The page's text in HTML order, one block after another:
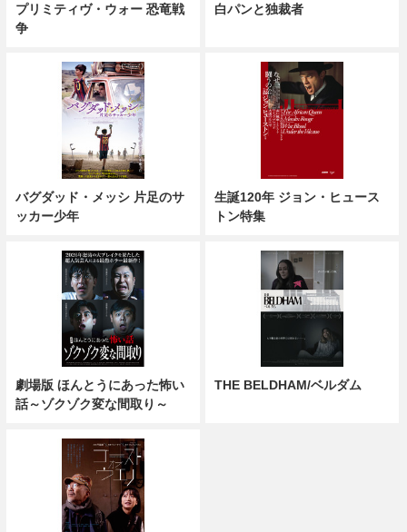
プリミティヴ・ウォー 恐竜戦
争
白パンと独裁者
バグダッド・メッシ 片足のサ
ッカー少年
生誕120年 ジョン・ヒュース
トン特集
劇場版 ほんとうにあった怖い
話～ゾクゾク変な間取り～
THE BELDHAM/ベルダム